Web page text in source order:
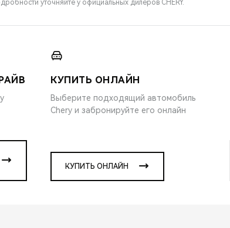
уточняйте у официальных дилеров CHERY.
КУПИТЬ ОНЛАЙН
Выберите подходящий автомобиль
Chery и забронируйте его онлайн
КУПИТЬ ОНЛАЙН